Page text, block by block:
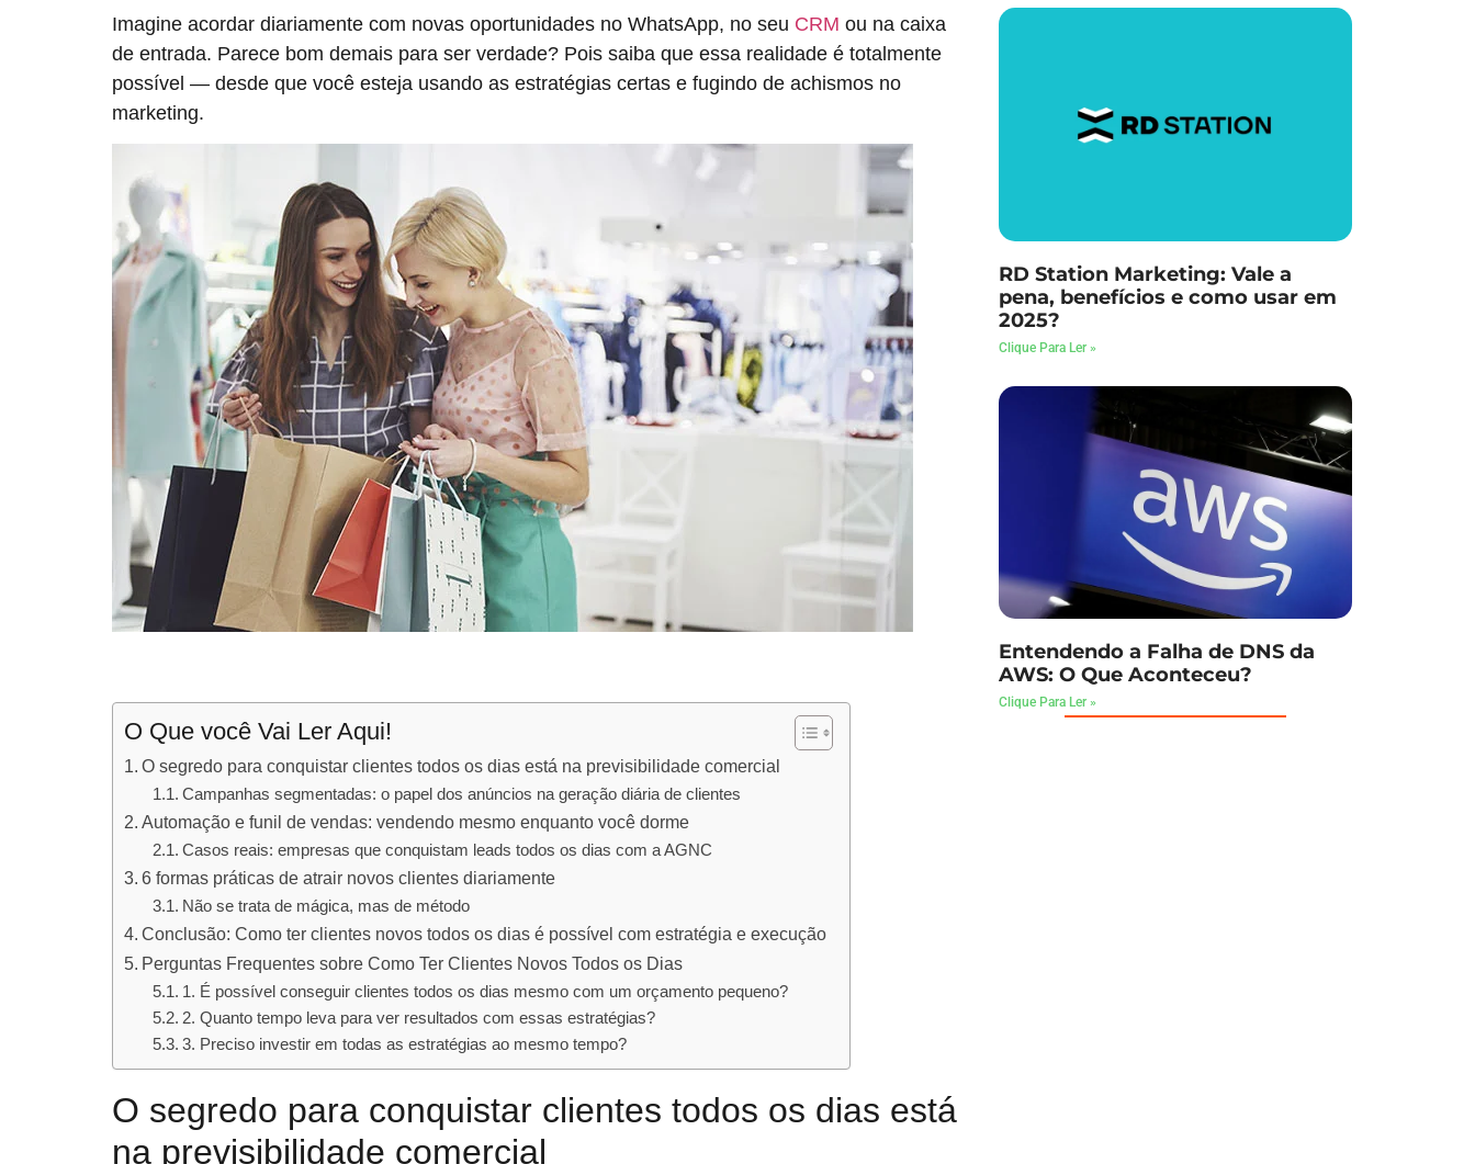
Imagine acordar diariamente com novas oportunidades no WhatsApp, no seu CRM ou na caixa
de entrada. Parece bom demais para ser verdade? Pois saiba que essa realidade é totalmente
possível — desde que você esteja usando as estratégias certas e fugindo de achismos no
marketing.
O Que você Vai Ler Aqui!
O segredo para conquistar clientes todos os dias está na previsibilidade comercial
Campanhas segmentadas: o papel dos anúncios na geração diária de clientes
Automação e funil de vendas: vendendo mesmo enquanto você dorme
Casos reais: empresas que conquistam leads todos os dias com a AGNC
6 formas práticas de atrair novos clientes diariamente
Não se trata de mágica, mas de método
Conclusão: Como ter clientes novos todos os dias é possível com estratégia e execução
Perguntas Frequentes sobre Como Ter Clientes Novos Todos os Dias
1. É possível conseguir clientes todos os dias mesmo com um orçamento pequeno?
2. Quanto tempo leva para ver resultados com essas estratégias?
3. Preciso investir em todas as estratégias ao mesmo tempo?
O segredo para conquistar clientes todos os dias está
na previsibilidade comercial
RD Station Marketing: Vale a
pena, benefícios e como usar em
2025?
Clique Para Ler »
Entendendo a Falha de DNS da
AWS: O Que Aconteceu?
Clique Para Ler »